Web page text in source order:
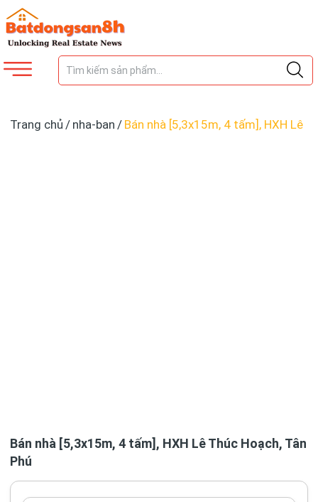
Trang chủ / nha-ban / Bán nhà [5,3x15m, 4 tấm], HXH Lê
Bán nhà [5,3x15m, 4 tấm], HXH Lê Thúc Hoạch, Tân
Phú